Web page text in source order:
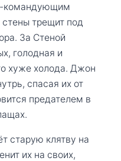
командующим
трещит под
За Стеной
голодная и
хуже холода. Джон
спасая их от
предателем в
старую клятву на
их на своих,